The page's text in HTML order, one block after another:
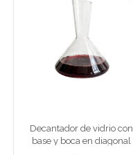
Decantador de vidrio con
base y boca en diagonal
1800ml 7x27x19cm
Cod. D4329
Decantador de vidrio con
base y boca en diagonal